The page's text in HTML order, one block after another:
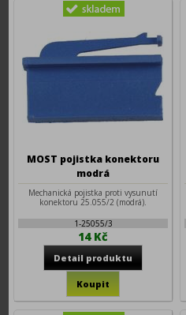
MOST pojistka konektoru
modrá
Mechanická pojistka proti vysunutí
konektoru 25.055/2 (modrá).
1-25055/3
14 Kč